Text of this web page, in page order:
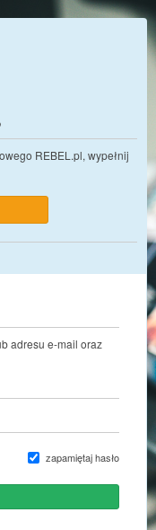
REBEL.pl, wypełnij
adresu e-mail oraz
zapamiętaj hasło